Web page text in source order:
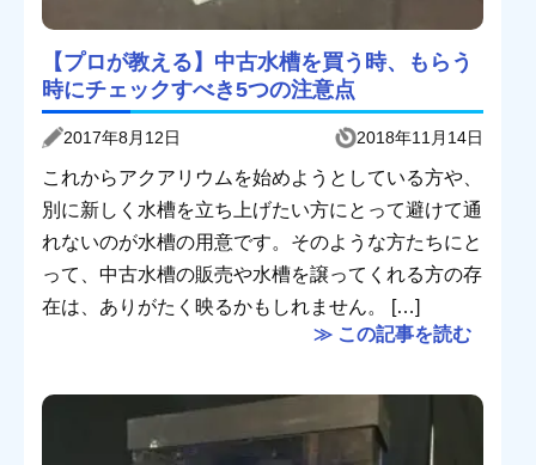
【プロが教える】中古水槽を買う時、もらう
時にチェックすべき5つの注意点
2017年8月12日 2018年11月14日
これからアクアリウムを始めようとしている方や、
別に新しく水槽を立ち上げたい方にとって避けて通
れないのが水槽の用意です。そのような方たちにと
って、中古水槽の販売や水槽を譲ってくれる方の存
在は、ありがたく映るかもしれません。 […]
≫ この記事を読む